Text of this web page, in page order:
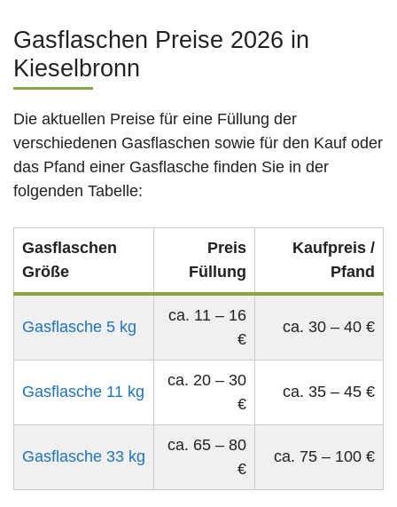
Gasflaschen Preise 2026 in
Kieselbronn
Die aktuellen Preise für eine Füllung der
verschiedenen Gasflaschen sowie für den Kauf oder
das Pfand einer Gasflasche finden Sie in der
folgenden Tabelle:
Gasflaschen
Größe
Preis
Füllung
Kaufpreis /
Pfand
Gasflasche 5 kg
ca. 11 – 16
€
ca. 30 – 40 €
Gasflasche 11 kg
ca. 20 – 30
€
ca. 35 – 45 €
Gasflasche 33 kg
ca. 65 – 80
€
ca. 75 – 100 €